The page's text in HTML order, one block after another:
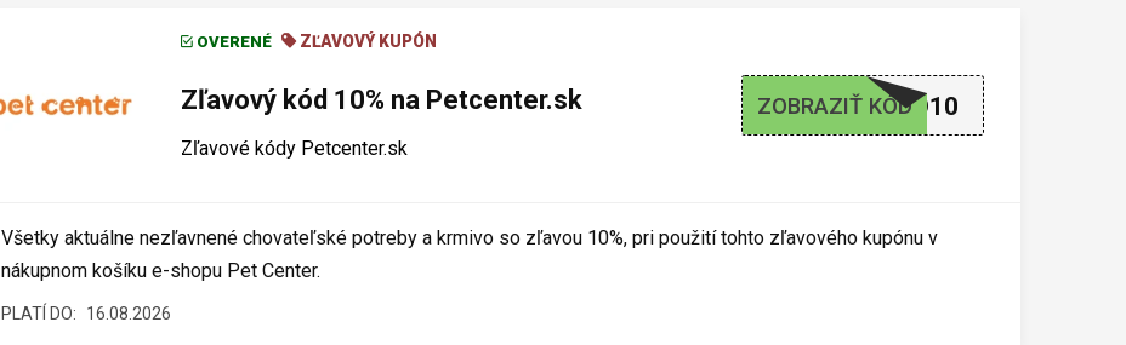
OVERENÉ ZĽAVOVÝ KUPÓN
Zľavový kód 10% na Petcenter.sk
Zľavové kódy Petcenter.sk
ZOBRAZIŤ KÓDLETO10
Všetky aktuálne nezľavnené chovateľské potreby a krmivo so zľavou 10%, pri použití tohto zľavového kupónu v
nákupnom košíku e-shopu Pet Center.
PLATÍ DO: 16.08.2026